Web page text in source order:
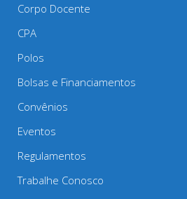
Corpo Docente
CPA
Polos
Bolsas e Financiamentos
Convênios
Eventos
Regulamentos
Trabalhe Conosco